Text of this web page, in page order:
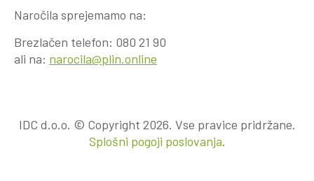
Naročila sprejemamo na:
Brezlačen telefon: 080 21 90
ali na: narocila@plin.online
IDC d.o.o. © Copyright 2026. Vse pravice pridržane.
Splošni pogoji poslovanja.